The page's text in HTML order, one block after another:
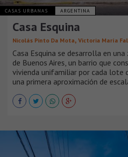
CASAS URBANAS ARGENTINA
Casa Esquina
Nicolás Pinto Da Mota, Victoria María
Casa Esquina se desarrolla en
de Buenos Aires, un barrio que
vivienda unifamiliar por cada lote
una primera aproximación de